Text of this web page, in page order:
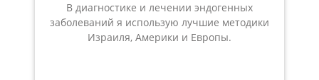
В диагностике и лечении эндогенных
заболеваний я использую лучшие методики
Израиля, Америки и Европы.